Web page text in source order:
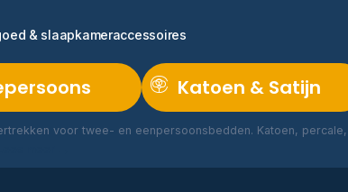
& slaapkameraccessoires
Katoen & Satijn
voor twee- en eenpersoonsbedden. Katoen,